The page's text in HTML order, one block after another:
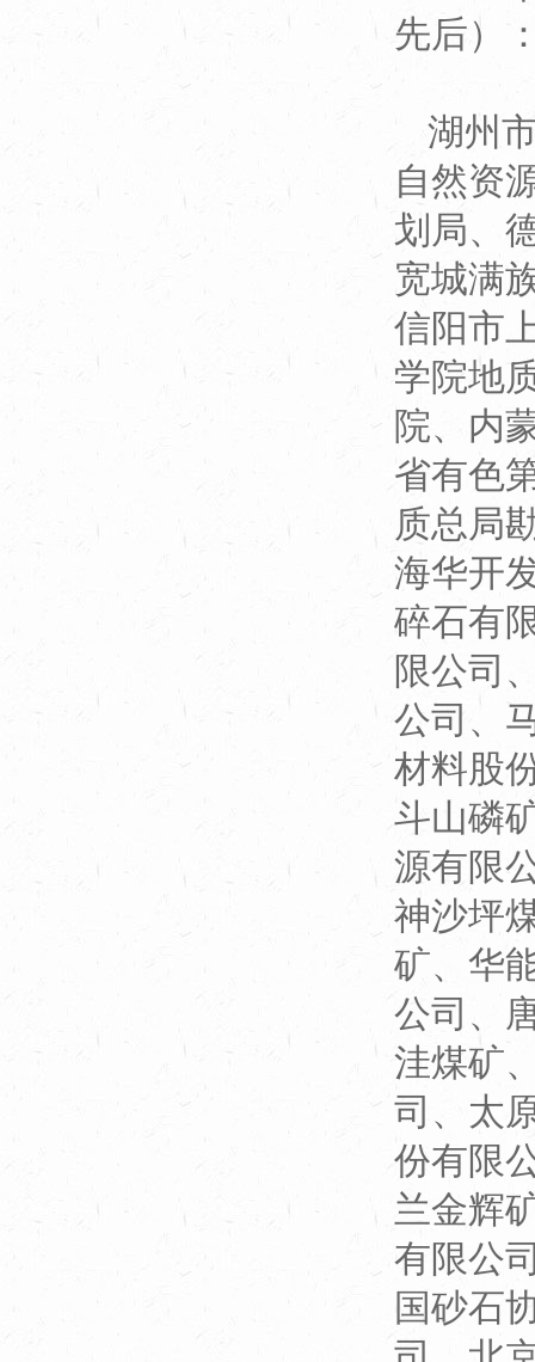
先后）
湖州
自然资
划局、
宽城满
信阳市
学院地
院、内
省有色
质总局
海华开
碎石有
限公司
公司、
材料股
斗山磷
源有限
神沙坪
矿、华
公司、
洼煤矿
司、太
份有限
兰金辉
有限公
国砂石